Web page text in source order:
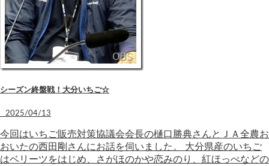
シーズン終盤戦！大分いちご☆
2025/04/13
今回はいちご販売対策協議会会長の樋口勝典さんとＪＡ全農お
おいたの西田剛さんにお話を伺いました。 大分県産のいちご
はベリーツをはじめ、さがほのかや恋みのり、紅ほっぺなどの